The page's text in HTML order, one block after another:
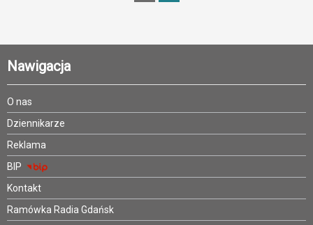
Nawigacja
O nas
Dziennikarze
Reklama
BIP
Kontakt
Ramówka Radia Gdańsk